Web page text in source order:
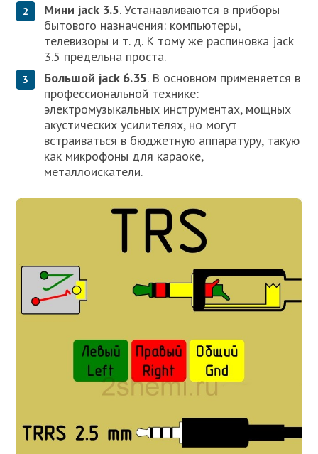
Мини jack 3.5. Устанавливаются в приборы
бытового назначения: компьютеры,
телевизоры и т. д. К тому же распиновка jack
3.5 предельна проста.
Большой jack 6.35. В основном применяется в
профессиональной технике:
электромузыкальных инструментах, мощных
акустических усилителях, но могут
встраиваться в бюджетную аппаратуру, такую
как микрофоны для караоке,
металлоискатели.